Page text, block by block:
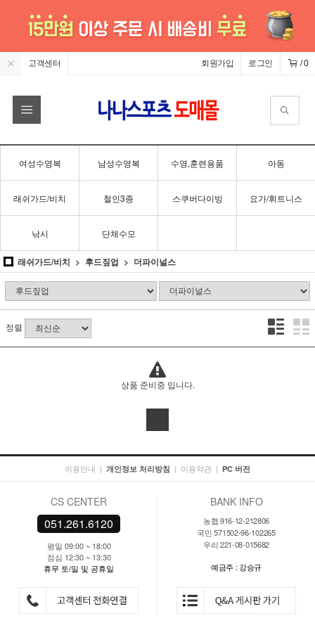
고객센터 /0
로그인
회원가입
여성수영복 남성수영복 수영,훈련용품 아동
래쉬가드/비치 철인3종 스쿠버다이빙 요가/휘트니스
낚시 단체수모
래쉬가드/비치 후드짚업 더파이널스
정렬
상품 준비중 입니다.
이용안내 | 개인정보 처리방침 | 이용약관 | PC 버전
CS CENTER
051.261.6120
평일 09:00 ~ 18:00
점심 12:30 ~ 13:30
휴무 토/일 및 공휴일
BANK INFO
농협 916-12-212806
국민 571502-96-102265
우리 221-08-015682
예금주 : 강승규